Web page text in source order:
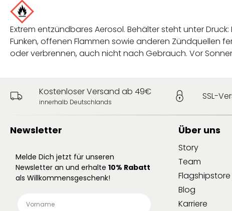
Extrem entzündbares Aerosol. Behälter steht unter
Funken, offenen Flammen sowie anderen Zündquellen
oder verbrennen, auch nicht nach Gebrauch. Vor
Kostenloser Versand ab 49€
innerhalb Deutschlands
SSL-
Newsletter
Melde Dich jetzt für unseren
Newsletter an und erhalte 10% Rabatt
als Willkommensgeschenk!
Über uns
Story
Team
Flagshipstore
Blog
Karriere